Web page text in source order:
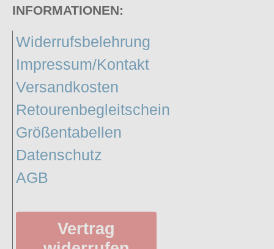
INFORMATIONEN:
Widerrufsbelehrung
Impressum/Kontakt
Versandkosten
Retourenbegleitschein
Größentabellen
Datenschutz
AGB
Vertrag